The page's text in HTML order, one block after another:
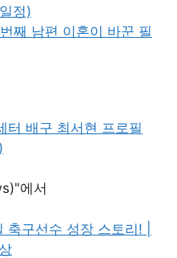
정)
째 남편 이혼이 바꾼 필
터 배구 최서현 프로필
에서
구선수 성장 스토리! |